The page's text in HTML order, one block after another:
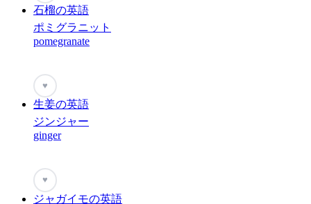
石榴の英語
ポミグラニット
pomegranate
♥
生姜の英語
ジンジャー
ginger
♥
ジャガイモの英語